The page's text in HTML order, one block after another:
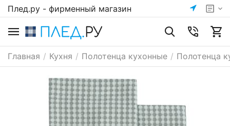
Плед.ру - фирменный магазин
Главная / Кухня / Полотенца кухонные / Полотенца